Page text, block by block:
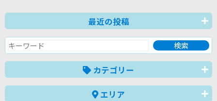
最近の投稿
カテゴリー
エリア